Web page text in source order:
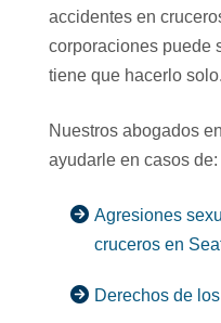
accidentes en
corporaciones puede
tiene que hacerlo solo.
Nuestros abogados
ayudarle en casos de:
Agresiones
cruceros en
Derechos de